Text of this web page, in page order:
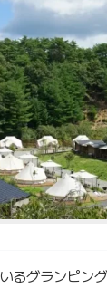
るグランピン